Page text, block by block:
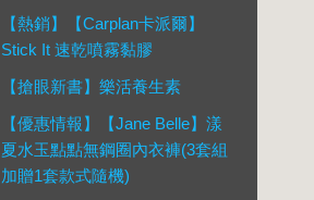
【熱銷】【Carplan卡派爾】
Stick It 速乾噴霧黏膠
【搶眼新書】樂活養生素
【優惠情報】【Jane Belle】漾
夏水玉點點無鋼圈內衣褲(3套組
加贈1套款式隨機)